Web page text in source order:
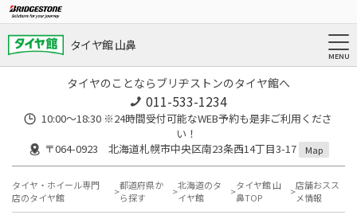
タイヤ館 山鼻
タイヤのことならブリヂストンのタイヤ館へ
011-533-1234
10:00～18:30 ※24時間受付可能なWEB予約も是非ご利用くださ
い！
〒064-0923 北海道札幌市中央区南23条西14丁目3-17
Map
タイヤ・ホイール専門
店のタイヤ館
都道府県か
ら探す
北海道のタ
イヤ館
タイヤ館 山
鼻TOP
店舗おスス
メ情報